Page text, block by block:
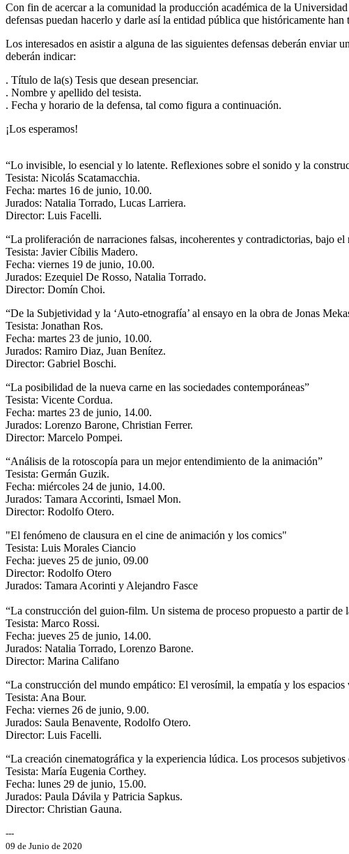
Con fin de acercar a la comunidad la producción académica de la
defensas puedan hacerlo y darle así la entidad pública que históricamente
Los interesados en asistir a alguna de las siguientes defensas deberán enviar
deberán indicar:
. Título de la(s) Tesis que desean presenciar.
. Nombre y apellido del tesista.
. Fecha y horario de la defensa, tal como figura a continuación.
¡Los esperamos!
“Lo invisible, lo esencial y lo latente. Reflexiones sobre el sonido y la
Tesista: Nicolás Scatamacchia.
Fecha: martes 16 de junio, 10.00.
Jurados: Natalia Torrado, Lucas Larriera.
Director: Luis Facelli.
“La proliferación de narraciones falsas, incoherentes y contradictorias, bajo
Tesista: Javier Cíbilis Madero.
Fecha: viernes 19 de junio, 10.00.
Jurados: Ezequiel De Rosso, Natalia Torrado.
Director: Domín Choi.
“De la Subjetividad y la ‘Auto-etnografía’ al ensayo en la obra de Jonas
Tesista: Jonathan Ros.
Fecha: martes 23 de junio, 10.00.
Jurados: Ramiro Diaz, Juan Benítez.
Director: Gabriel Boschi.
“La posibilidad de la nueva carne en las sociedades contemporáneas”
Tesista: Vicente Cordua.
Fecha: martes 23 de junio, 14.00.
Jurados: Lorenzo Barone, Christian Ferrer.
Director: Marcelo Pompei.
“Análisis de la rotoscopía para un mejor entendimiento de la animación”
Tesista: Germán Guzik.
Fecha: miércoles 24 de junio, 14.00.
Jurados: Tamara Accorinti, Ismael Mon.
Director: Rodolfo Otero.
"El fenómeno de clausura en el cine de animación y los comics"
Tesista: Luis Morales Ciancio
Fecha: jueves 25 de junio, 09.00
Director: Rodolfo Otero
Jurados: Tamara Acorinti y Alejandro Fasce
“La construcción del guion-film. Un sistema de proceso propuesto a partir de
Tesista: Marco Rossi.
Fecha: jueves 25 de junio, 14.00.
Jurados: Natalia Torrado, Lorenzo Barone.
Director: Marina Califano
“La construcción del mundo empático: El verosímil, la empatía y los
Tesista: Ana Bour.
Fecha: viernes 26 de junio, 9.00.
Jurados: Saula Benavente, Rodolfo Otero.
Director: Luis Facelli.
“La creación cinematográfica y la experiencia lúdica. Los procesos
Tesista: María Eugenia Corthey.
Fecha: lunes 29 de junio, 15.00.
Jurados: Paula Dávila y Patricia Sapkus.
Director: Christian Gauna.
---
09 de Junio de 2020